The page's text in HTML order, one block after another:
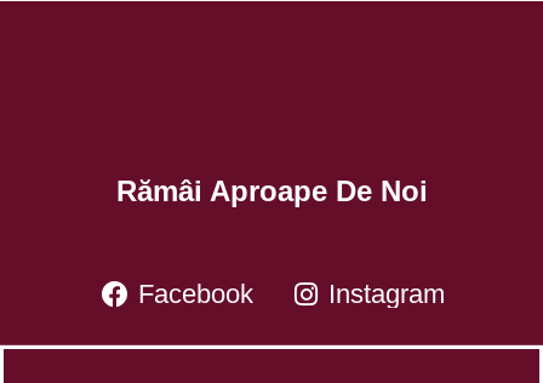
Rămâi Aproape De Noi
Facebook Instagram